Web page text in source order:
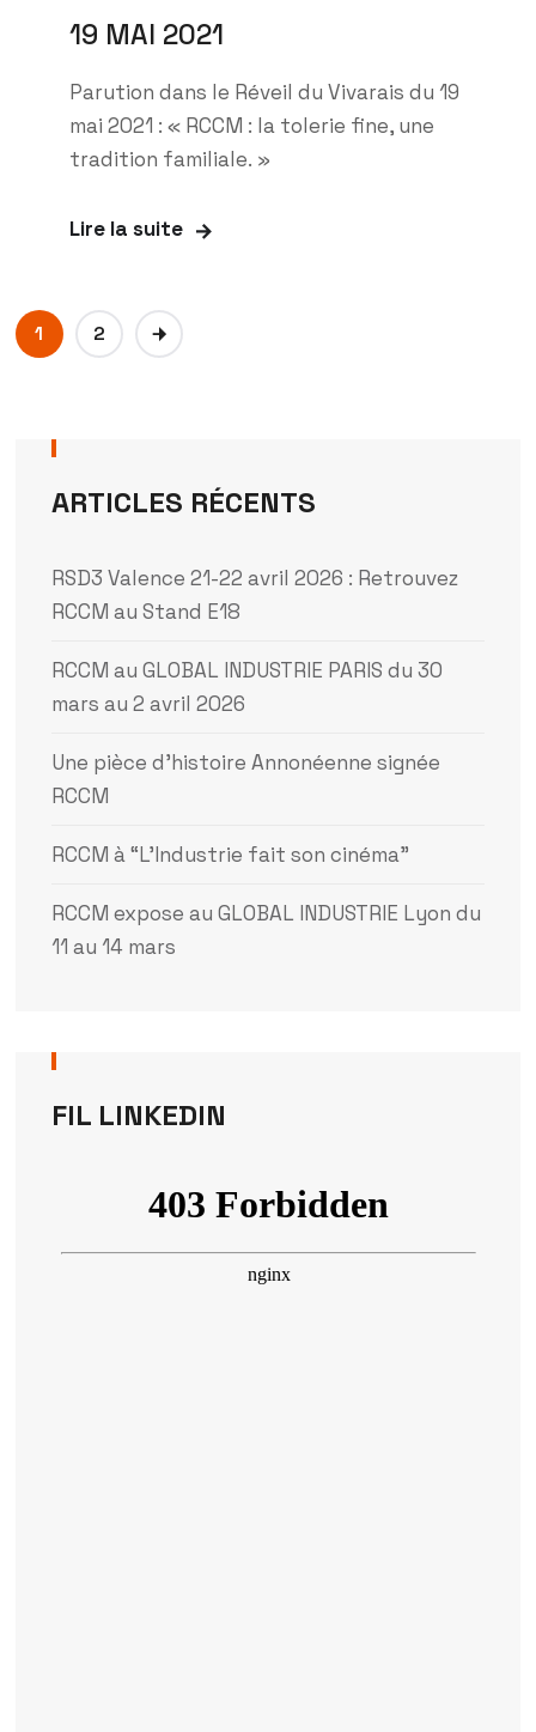
19 MAI 2021
Parution dans le Réveil du Vivarais du 19
mai 2021 : « RCCM : la tolerie fine, une
tradition familiale. »
Lire la suite
1 2
ARTICLES RÉCENTS
RSD3 Valence 21-22 avril 2026 : Retrouvez
RCCM au Stand E18
RCCM au GLOBAL INDUSTRIE PARIS du 30
mars au 2 avril 2026
Une pièce d’histoire Annonéenne signée
RCCM
RCCM à “L’Industrie fait son cinéma”
RCCM expose au GLOBAL INDUSTRIE Lyon du
11 au 14 mars
FIL LINKEDIN